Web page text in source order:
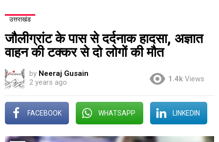
उत्तराखंड
जौलीग्रांट के पास से दर्दनाक हादसा, अज्ञात
वाहन की टक्कर से दो लोगों की मौत
by Neeraj Gusain
2 years ago
1.4k Views
FACEBOOK WHATSAPP LINKEDIN